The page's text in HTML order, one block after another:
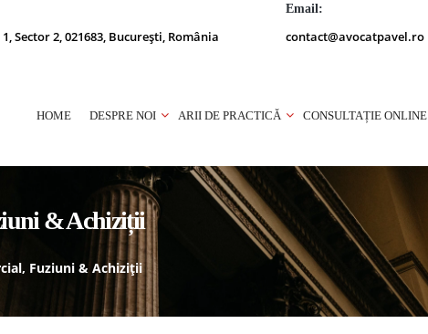
Sector 2, 021683, București, România
Email:
contact@avocatpavel.ro
HOME DESPRE NOI ARII DE PRACTICĂ CONSULTAȚIE ONLINE
& Achiziții
Fuziuni & Achiziții